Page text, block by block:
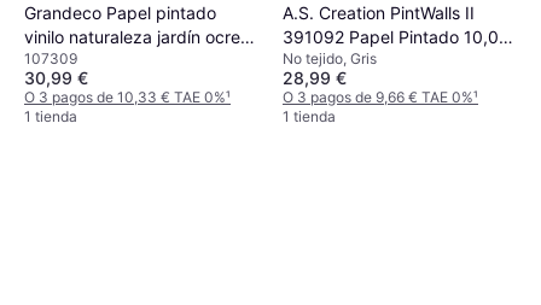
Grandeco Papel pintado
vinilo naturaleza jardín ocre
amarillo
107309
30,99 €
O 3 pagos de 10,33 € TAE 0%¹
1 tienda
A.S. Creation PintWalls II
391092 Papel Pintado 10,05
m x 0,53 m
No tejido, Gris
28,99 €
O 3 pagos de 9,66 € TAE 0%¹
1 tienda